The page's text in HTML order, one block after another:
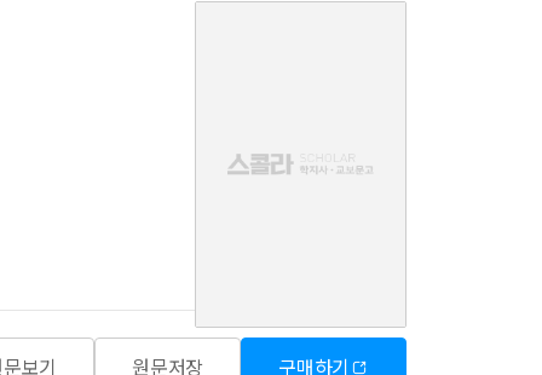
보기 원문저장 구매하기